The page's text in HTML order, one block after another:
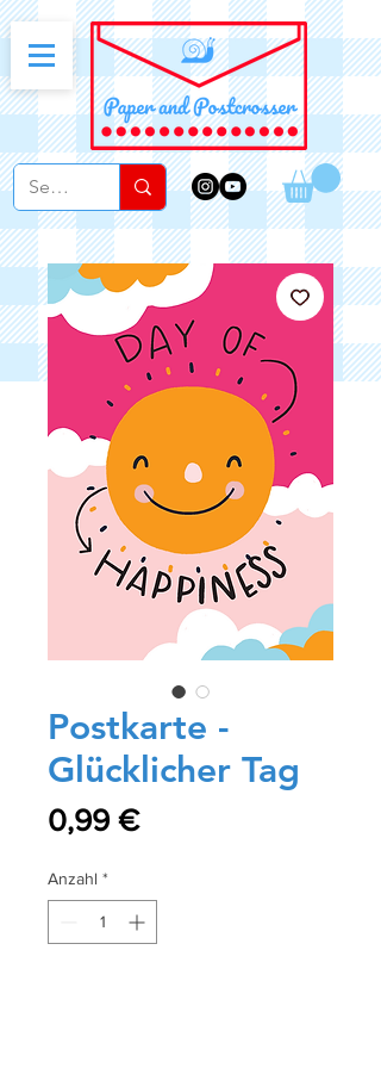
Postkarte -
Glücklicher Tag
0,99 €Preis
Anzahl *